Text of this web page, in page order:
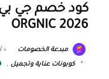
ORGNIC 2026
مبدعة الخصومات
كوبونات عناية وتجميل ,